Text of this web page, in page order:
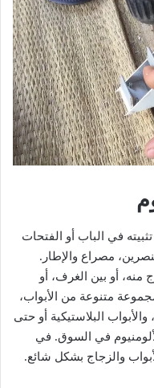
في الباب أو الفتحات
مصراع والإطار.
أو بين الغرف، أو
متنوعة من الأبواب،
والأبواب البلاستيكية أو حتى
في السوق. في
والزجاج بشكل شائع.